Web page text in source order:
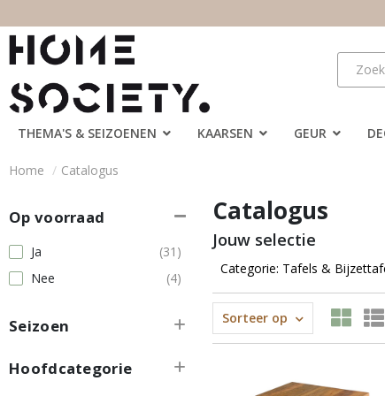
THEMA'S & SEIZOENEN KAARSEN GEUR
Home Catalogus
Op voorraad
Ja
(31)
Nee
(4)
Seizoen
Hoofdcategorie
Catalogus
Jouw selectie
Categorie: Tafels &
Sorteer op